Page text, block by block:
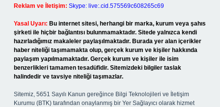
Reklam ve İletişim: Skype: live:.cid.575569c608265c69
Yasal Uyarı: Bu internet sitesi, herhangi bir marka, kurum veya şahıs
şirketi ile hiçbir bağlantısı bulunmamaktadır. Sitede yalnızca kendi
hazırladığımız makaleler paylaşılmaktadır. Burada yer alan içerikler
haber niteliği taşımamakta olup, gerçek kurum ve kişiler hakkında
paylaşım yapılmamaktadır. Gerçek kurum ve kişiler ile isim
benzerlikleri tamamen tesadüfidir. Sitemizdeki bilgiler taslak
halindedir ve tavsiye niteliği taşımazlar.
Sitemiz, 5651 Sayılı Kanun gereğince Bilgi Teknolojileri ve İletişim
Kurumu (BTK) tarafından onaylanmış bir Yer Sağlayıcı olarak hizmet